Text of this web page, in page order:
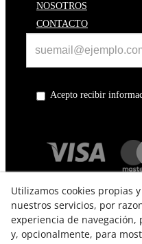
NOSOTROS
CONTACTO
Acepto recibir
Utilizamos cookies propias
nuestros servicios, por
experiencia de
y, opcionalmente, para